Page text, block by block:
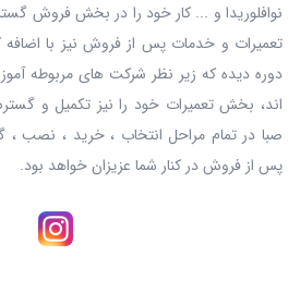
نوافلوریدا و ... کار خود را در بخش فروش
تعمیرات و خدمات پس از فروش نیز با
دوره دیده که زیر نظر شرکت های مربوطه
اند، بخش تعمیرات خود را نیز تکمیل و
صبا در تمام مراحل انتخاب ، خرید ، نصب ،
پس از فروش در کنار شما عزیزان خواهد بود.